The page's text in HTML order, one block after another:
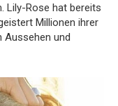
Lily-Rose hat bereits
Millionen ihrer
Aussehen und